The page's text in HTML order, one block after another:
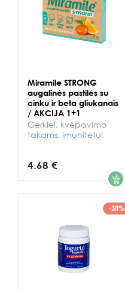
Miramile STRONG
augalinės pastilės su
cinku ir beta gliukanais
/ AKCIJA 1+1
Gerklei, kvėpavimo
takams, imunitetui
4.68 € 1
-30%